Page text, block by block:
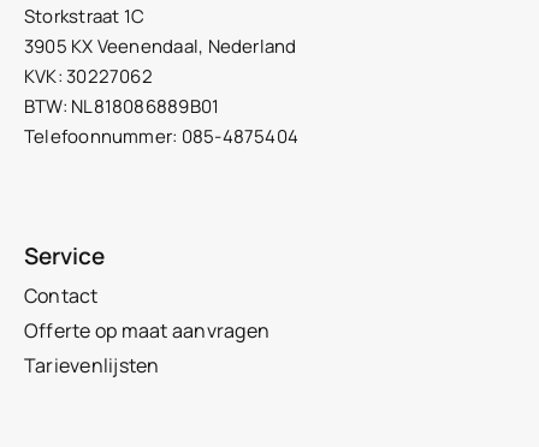
Storkstraat 1C
3905 KX Veenendaal, Nederland
KVK: 30227062
BTW: NL818086889B01
Telefoonnummer: 085-4875404
Service
Contact
Offerte op maat aanvragen
Tarievenlijsten